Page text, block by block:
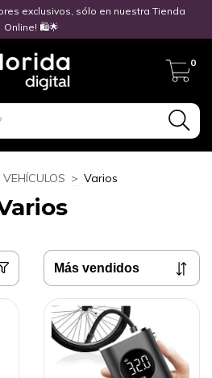
exclusivos, sólo en nuestra Tienda
Online! 🛍️🌟
0
> Varios